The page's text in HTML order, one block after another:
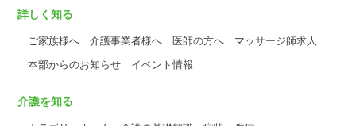
詳しく知る
ご家族様へ 介護事業者様へ 医師の方へ
マッサージ師求人
本部からのお知らせ
イベント情報
介護を知る